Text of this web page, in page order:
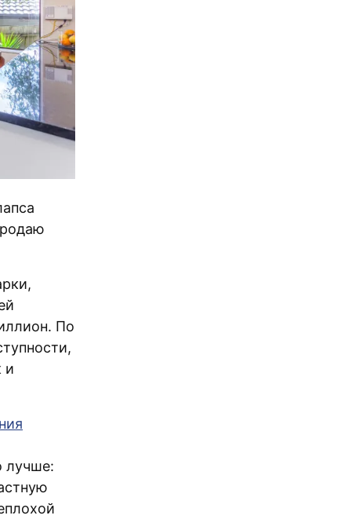
По
и
лучше: